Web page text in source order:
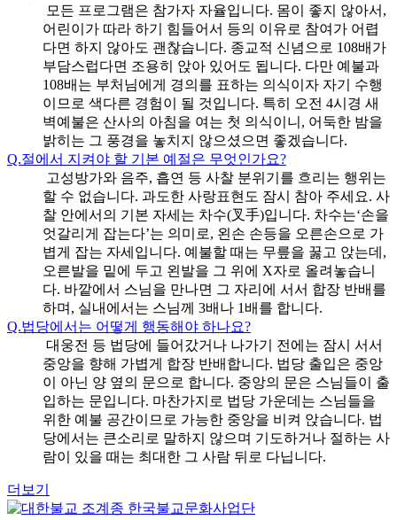
모든 프로그램은 참가자 자율입니다. 몸이 좋지 않아서,
어린이가 따라 하기 힘들어서 등의 이유로 참여가 어렵
다면 하지 않아도 괜찮습니다. 종교적 신념으로 108배가
부담스럽다면 조용히 앉아 있어도 됩니다. 다만 예불과
108배는 부처님에게 경의를 표하는 의식이자 자기 수행
이므로 색다른 경험이 될 것입니다. 특히 오전 4시경 새
벽예불은 산사의 아침을 여는 첫 의식이니, 어둑한 밤을
밝히는 그 풍경을 놓치지 않으셨으면 좋겠습니다.
Q.절에서 지켜야 할 기본 예절은 무엇인가요?
고성방가와 음주, 흡연 등 사찰 분위기를 흐리는 행위는
할 수 없습니다. 과도한 사랑표현도 잠시 참아 주세요. 사
찰 안에서의 기본 자세는 차수(叉手)입니다. 차수는‘손을
엇갈리게 잡는다’는 의미로, 왼손 손등을 오른손으로 가
볍게 잡는 자세입니다. 예불할 때는 무릎을 꿇고 앉는데,
오른발을 밑에 두고 왼발을 그 위에 X자로 올려놓습니
다. 바깥에서 스님을 만나면 그 자리에 서서 합장 반배를
하며, 실내에서는 스님께 3배나 1배를 합니다.
Q.법당에서는 어떻게 행동해야 하나요?
대웅전 등 법당에 들어갔거나 나가기 전에는 잠시 서서
중앙을 향해 가볍게 합장 반배합니다. 법당 출입은 중앙
이 아닌 양 옆의 문으로 합니다. 중앙의 문은 스님들이 출
입하는 문입니다. 마찬가지로 법당 가운데는 스님들을
위한 예불 공간이므로 가능한 중앙을 비켜 앉습니다. 법
당에서는 큰소리로 말하지 않으며 기도하거나 절하는 사
람이 있을 때는 최대한 그 사람 뒤로 다닙니다.
더보기